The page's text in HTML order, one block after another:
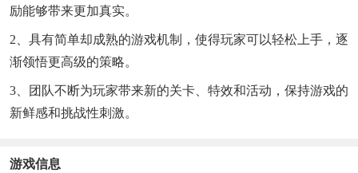
励能够带来更加真实。
2、具有简单却成熟的游戏机制，使得玩家可以轻松上手，逐
渐领悟更高级的策略。
3、团队不断为玩家带来新的关卡、特效和活动，保持游戏的
新鲜感和挑战性刺激。
游戏信息